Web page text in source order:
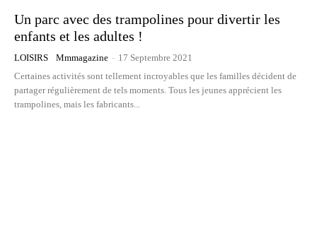
Un parc avec des trampolines pour divertir les
enfants et les adultes !
LOISIRS Mmmagazine - 17 Septembre 2021
Certaines activités sont tellement incroyables que les familles décident de
partager régulièrement de tels moments. Tous les jeunes apprécient les
trampolines, mais les fabricants...